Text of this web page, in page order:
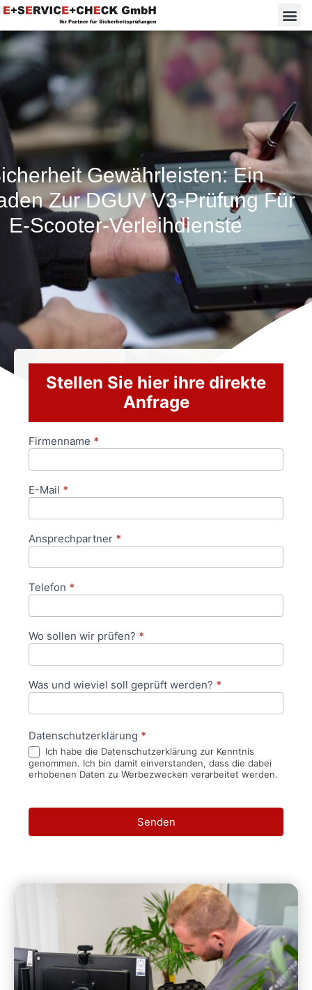
Gewährleisten: Ein
Zur DGUV V3-Prüfung Für
E-Scooter-Verleihdienste
Stellen Sie hier ihre direkte
Anfrage
Anfrageformular
Firmenname *
E-Mail *
Ansprechpartner *
Telefon *
Wo sollen wir prüfen? *
Was und wieviel soll geprüft werden? *
Datenschutzerklärung *
Ich habe die Datenschutzerklärung zur Kenntnis
genommen. Ich bin damit einverstanden, dass die dabei
erhobenen Daten zu Werbezwecken verarbeitet werden.
Senden